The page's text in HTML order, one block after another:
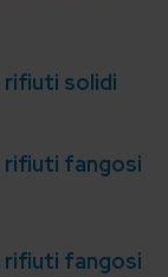
solidi
fangosi
fangosi